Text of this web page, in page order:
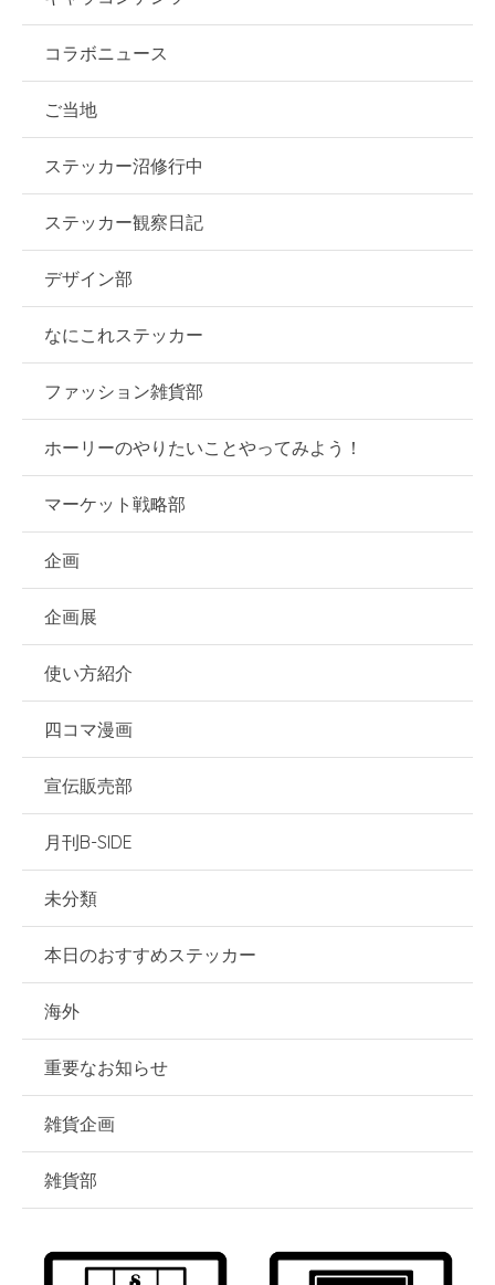
コラボニュース
ご当地
ステッカー沼修行中
ステッカー観察日記
デザイン部
なにこれステッカー
ファッション雑貨部
ホーリーのやりたいことやってみよう！
マーケット戦略部
企画
企画展
使い方紹介
四コマ漫画
宣伝販売部
月刊B-SIDE
未分類
本日のおすすめステッカー
海外
重要なお知らせ
雑貨企画
雑貨部